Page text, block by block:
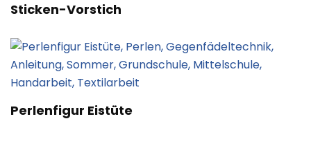
Sticken-Vorstich
Perlenfigur Eistüte